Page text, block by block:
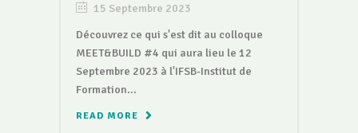
15 Septembre 2023
Découvrez ce qui s'est dit au colloque
MEET&BUILD #4 qui aura lieu le 12
Septembre 2023 à l'IFSB-Institut de
Formation...
READ MORE